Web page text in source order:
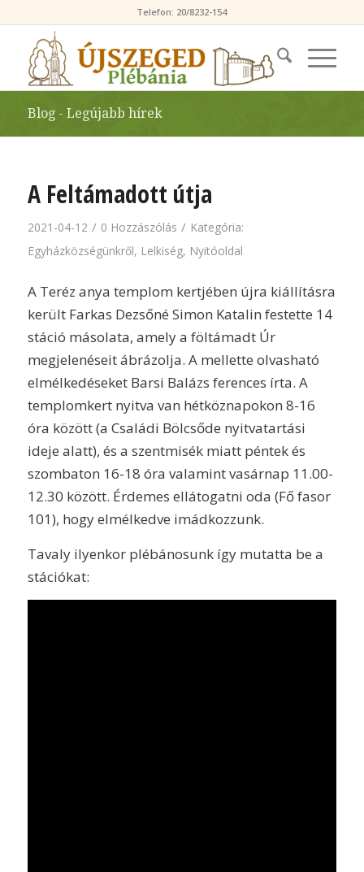
Telefon: 20/8232-154
Blog - Legújabb hírek
A Feltámadott útja
2021-04-12 / 0 Hozzászólás / Kategória:
Egyházközségünkről, Lelkiség, Nyitóoldal
A Teréz anya templom kertjében újra kiállításra
került Farkas Dezsőné Simon Katalin festette 14
stáció másolata, amely a föltámadt Úr
megjelenéseit ábrázolja. A mellette olvasható
elmélkedéseket Barsi Balázs ferences írta. A
templomkert nyitva van hétköznapokon 8-16
óra között (a Családi Bölcsőde nyitvatartási
ideje alatt), és a szentmisék miatt péntek és
szombaton 16-18 óra valamint vasárnap 11.00-
12.30 között. Érdemes ellátogatni oda (Fő fasor
101), hogy elmélkedve imádkozzunk.
Tavaly ilyenkor plébánosunk így mutatta be a
stációkat: